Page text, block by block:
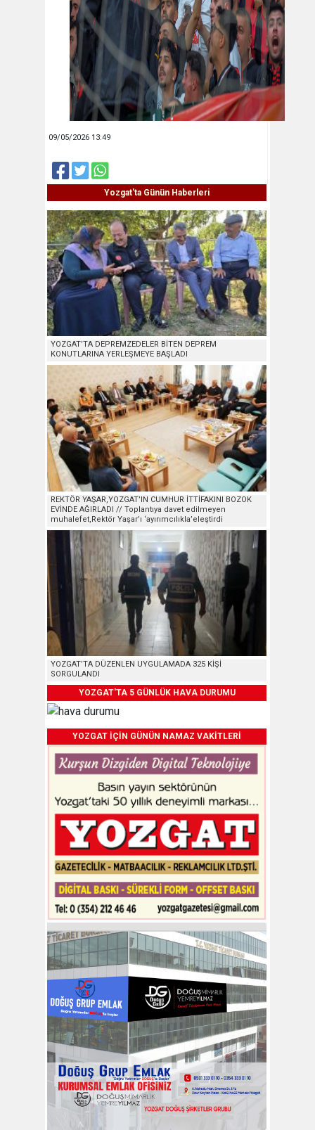
09/05/2026 13:49
Yozgat'ta Günün Haberleri
YOZGAT’TA DEPREMZEDELER BİTEN DEPREM
KONUTLARINA YERLEŞMEYE BAŞLADI
REKTÖR YAŞAR,YOZGAT’IN CUMHUR İTTİFAKINI BOZOK
EVİNDE AĞIRLADI // Toplantıya davet edilmeyen
muhalefet,Rektör Yaşar’ı ‘ayırımcılıkla’eleştirdi
YOZGAT’TA DÜZENLEN UYGULAMADA 325 KİŞİ
SORGULANDI
YOZGAT'TA 5 GÜNLÜK HAVA DURUMU
YOZGAT İÇİN GÜNÜN NAMAZ VAKİTLERİ